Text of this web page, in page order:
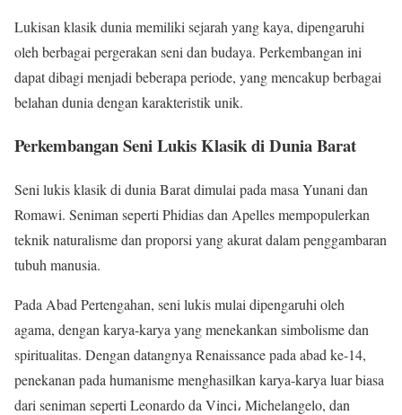
Lukisan klasik dunia memiliki sejarah yang kaya, dipengaruhi
oleh berbagai pergerakan seni dan budaya. Perkembangan ini
dapat dibagi menjadi beberapa periode, yang mencakup berbagai
belahan dunia dengan karakteristik unik.
Perkembangan Seni Lukis Klasik di Dunia Barat
Seni lukis klasik di dunia Barat dimulai pada masa Yunani dan
Romawi. Seniman seperti Phidias dan Apelles mempopulerkan
teknik naturalisme dan proporsi yang akurat dalam penggambaran
tubuh manusia.
Pada Abad Pertengahan, seni lukis mulai dipengaruhi oleh
agama, dengan karya-karya yang menekankan simbolisme dan
spiritualitas. Dengan datangnya Renaissance pada abad ke-14,
penekanan pada humanisme menghasilkan karya-karya luar biasa
dari seniman seperti Leonardo da Vinci، Michelangelo, dan